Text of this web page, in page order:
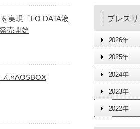
実現「I-O DATA液
売開始
ん×AOSBOX
プレスリ
2026年
2025年
2024年
2023年
2022年